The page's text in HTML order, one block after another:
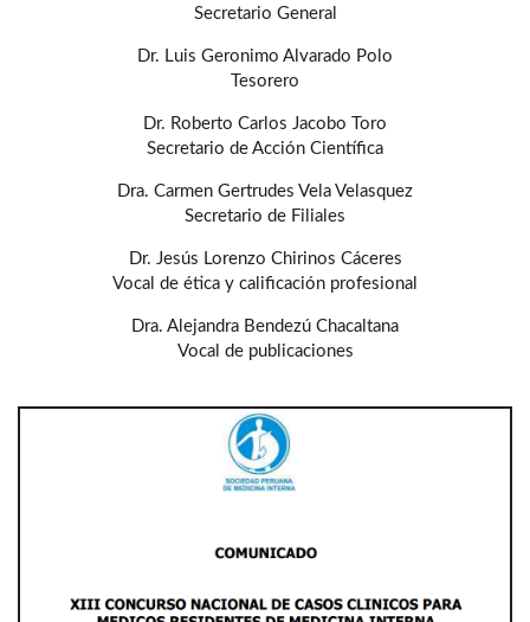
Secretario General
Dr. Luis Geronimo Alvarado Polo
Tesorero
Dr. Roberto Carlos Jacobo Toro
Secretario de Acción Científica
Dra. Carmen Gertrudes Vela Velasquez
Secretario de Filiales
Dr. Jesús Lorenzo Chirinos Cáceres
Vocal de ética y calificación profesional
Dra. Alejandra Bendezú Chacaltana
Vocal de publicaciones